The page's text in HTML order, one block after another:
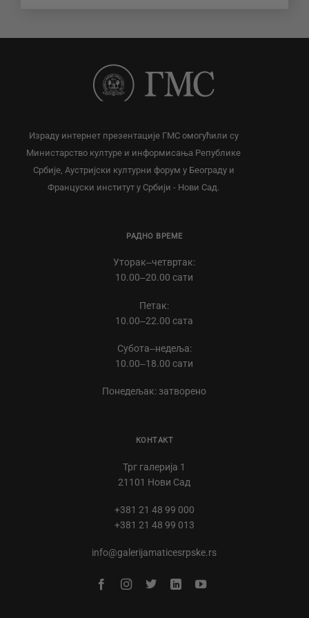
Израду интернет презентације ГМС омогућили су
Министарство културе и информисања Републике
Србије, Аустријски културни форум у Београду и
Француски институт у Србији - Нови Сад.
РАДНО ВРЕМЕ
Уторак‒четвртак:
10.00‒20.00 сати
Петак:
10.00‒22.00 сата
Субота‒недеља:
10.00‒18.00 сати
Понедељак: затворено
КОНТАКТ
Трг галерија 1
21101 Нови Сад
+381 21 48 99 000
+381 21 48 99 013
info@galerijamaticesrpske.rs